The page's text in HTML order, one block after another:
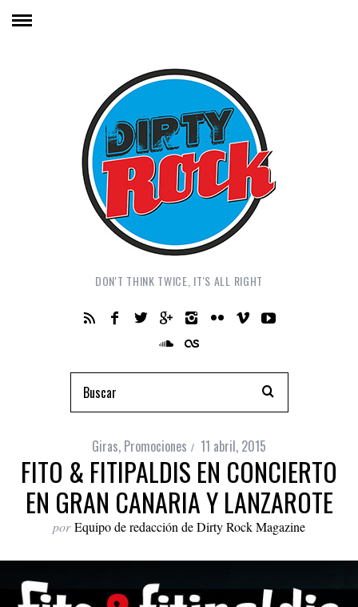
DON'T THINK TWICE, IT'S ALL RIGHT
Giras, Promociones 11 abril, 2015
FITO & FITIPALDIS EN CONCIERTO
EN GRAN CANARIA Y LANZAROTE
por Equipo de redacción de Dirty Rock Magazine